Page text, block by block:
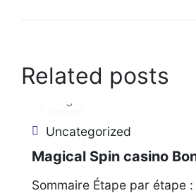
Related posts
06
Uncategorized
Magical Spin casino
Sommaire Étape par étape